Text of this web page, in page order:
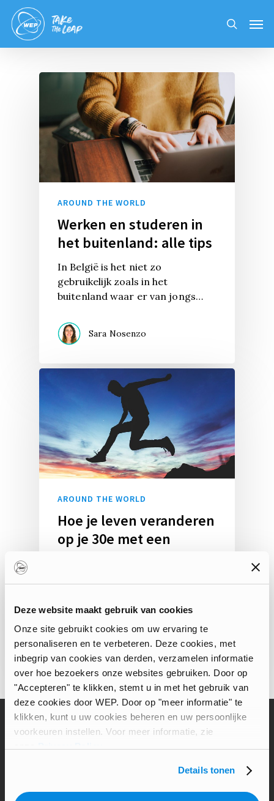
Deze website maakt gebruik van cookies
Onze site gebruikt cookies om uw ervaring te
personaliseren en te verbeteren. Deze cookies, met
inbegrip van cookies van derden, verzamelen informatie
over hoe bezoekers onze websites gebruiken. Door op
"Accepteren" te klikken, stemt u in met het gebruik van
deze cookies door WEP. Door op "meer informatie" te
klikken, kunt u uw cookies beheren en uw persoonlijke
voorkeuren instellen. Voor meer informatie, zie
Details tonen
Skip
main
search
AROUND THE WORLD
Werken en studeren in
het buitenland: alle tips
In België is het niet zo
gebruikelijk zoals in het
buitenland waar er van jongs…
Sara Nosenzo
AROUND THE WORLD
Hoe je leven veranderen
op je 30e met een
"Ik ben 30 jaar oud en ik weet
Diana Frattini
ABOUT US
Verhalen en adviezen voor degenen die